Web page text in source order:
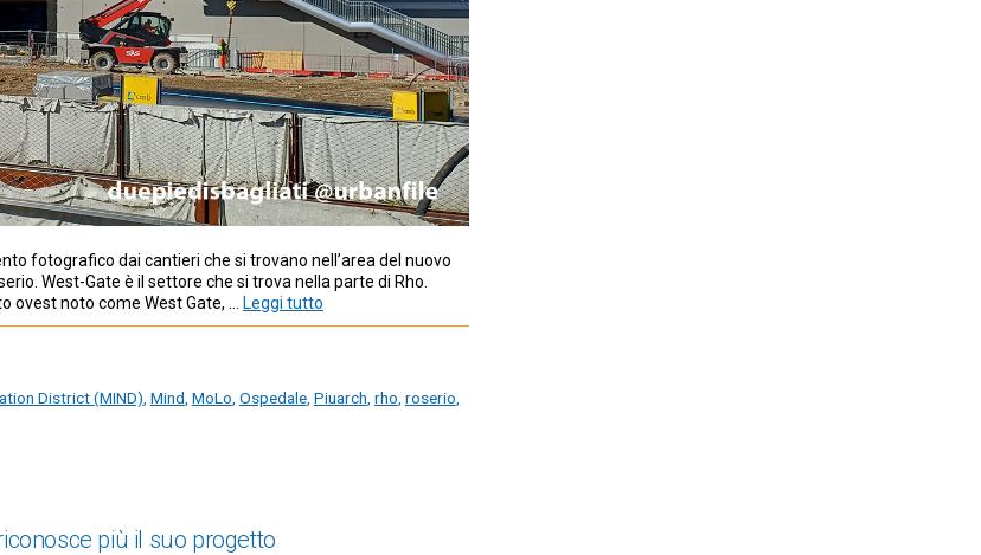
fotografico dai cantieri che si trovano nell’area del nuovo
West-Gate è il settore che si trova nella parte di Rho.
ovest noto come West Gate, …
Leggi tutto
District (MIND) Mind MoLo Ospedale, Piuarch rho roserio
più il suo progetto